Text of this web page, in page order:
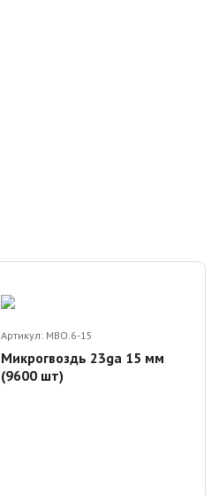
Артикул: MBO.6-15
Микрогвоздь 23ga 15 мм
(9600 шт)